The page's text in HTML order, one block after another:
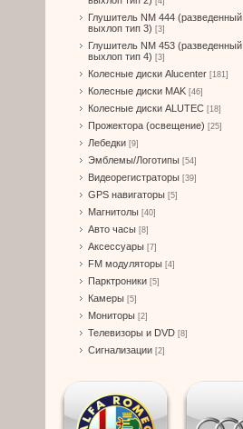
Глушитель NM 444 (разведенный
выхлоп тип 3) [3]
Глушитель NM 453 (разведенный
выхлоп тип 4) [3]
Колесные диски Alucenter [181]
Колесные диски MAK [46]
Колесные диски ALUTEC [18]
Прожектора (освещение) [25]
Лебедки [9]
Эмблемы/Логотипы [54]
Видеорегистраторы [39]
GPS навигаторы [5]
Магнитолы [40]
Авто часы [8]
Аксессуары [7]
FM модуляторы [4]
Парктроники [5]
Камеры [5]
Мониторы [2]
Телевизоры и DVD [8]
Сигнализации [2]